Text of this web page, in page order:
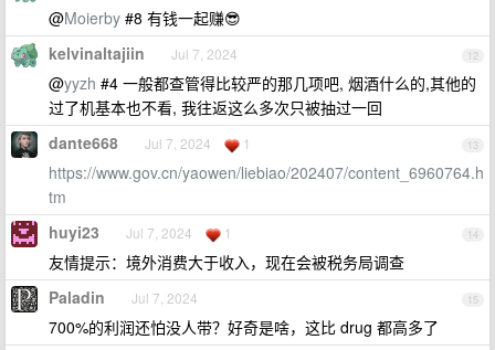
@Moierby #8 有钱一起赚😎
12
kelvinaltajiin Jul 7, 2024
@yyzh #4 一般都查管得比较严的那几项吧, 烟酒什么的,其他的
过了机基本也不看, 我往返这么多次只被抽过一回
13
dante668 Jul 7, 2024 1
https://www.gov.cn/yaowen/liebiao/202407/content_6960764.h
tm
14
huyi23 Jul 7, 2024 1
友情提示：境外消费大于收入，现在会被税务局调查
15
Paladin Jul 7, 2024
700%的利润还怕没人带？好奇是啥，这比 drug 都高多了